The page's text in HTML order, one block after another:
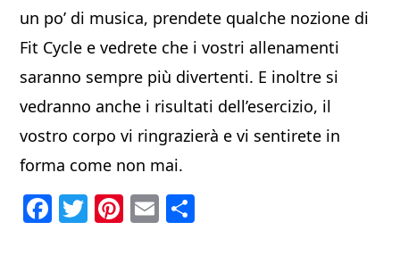
un po’ di musica, prendete qualche nozione di
Fit Cycle e vedrete che i vostri allenamenti
saranno sempre più divertenti. E inoltre si
vedranno anche i risultati dell’esercizio, il
vostro corpo vi ringrazierà e vi sentirete in
forma come non mai.
F
T
Pi E